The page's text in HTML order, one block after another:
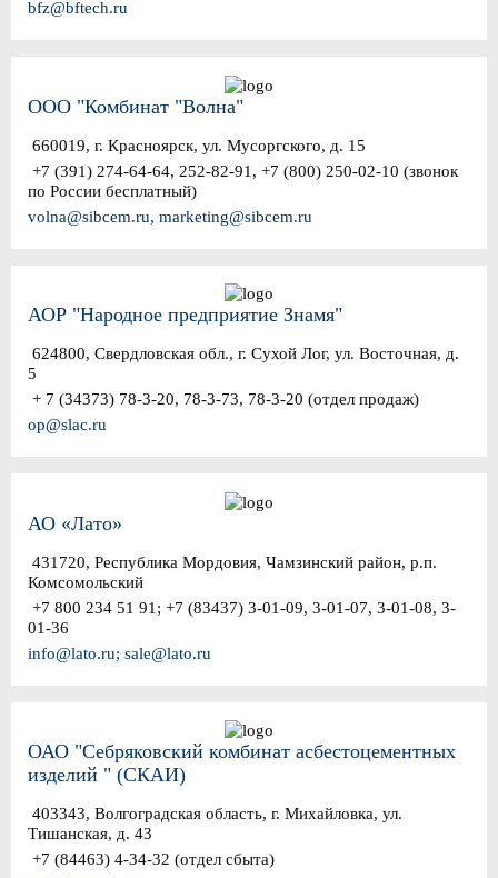
bfz@bftech.ru
ООО "Комбинат "Волна"
660019, г. Красноярск, ул. Мусоргского, д. 15
+7 (391) 274-64-64, 252-82-91, +7 (800) 250-02-10 (звонок
по России бесплатный)
volna@sibcem.ru, marketing@sibcem.ru
АОР "Народное предприятие Знамя"
624800, Свердловская обл., г. Сухой Лог, ул. Восточная, д.
5
+ 7 (34373) 78-3-20, 78-3-73, 78-3-20 (отдел продаж)
op@slac.ru
АО «Лато»
431720, Республика Мордовия, Чамзинский район, р.п.
Комсомольский
+7 800 234 51 91; +7 (83437) 3-01-09, 3-01-07, 3-01-08, 3-
01-36
info@lato.ru; sale@lato.ru
ОАО "Себряковский комбинат асбестоцементных
изделий " (СКАИ)
403343, Волгоградская область, г. Михайловка, ул.
Тишанская, д. 43
+7 (84463) 4-34-32 (отдел сбыта)